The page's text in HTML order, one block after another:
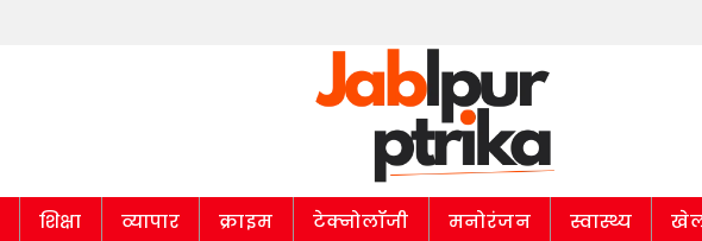
शिक्षा व्यापार क्राइम टेक्नोलॉजी मनोरंजन स्वास्थ्य